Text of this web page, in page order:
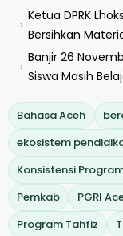
›
Ketua DPRK
Bersihkan
›
Banjir 26
Siswa Masih
Bahasa Aceh
ekosistem
Konsistensi
Pemkab
PGRI
Program Tahfiz